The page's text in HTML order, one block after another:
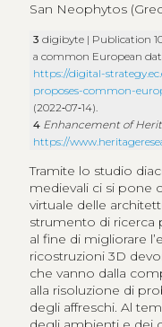
San Neophytos
3digibyte | Publication
a common European
https://digital-
proposes-common-
(2022‑07‑14).
4 Enhancement of
https://
Tramite lo studio
medievali ci si pone
virtuale delle
strumento di ricerca
al fine di migliorare
ricostruzioni 3D
che vanno dalla
alla risoluzione di
degli affreschi. Al